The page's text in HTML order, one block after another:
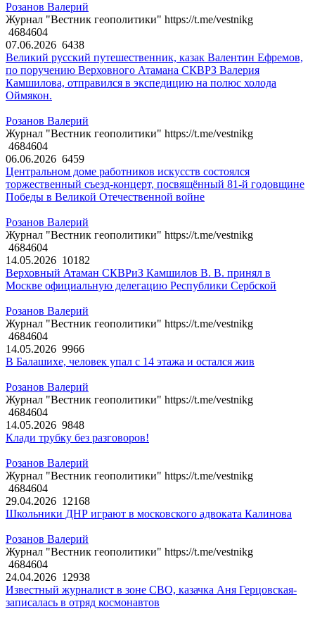
Розанов Валерий
Журнал "Вестник геополитики" https://t.me/vestnikg
4684604
07.06.2026 6438
Великий русский путешественник, казак Валентин Ефремов,
по поручению Верховного Атамана СКВРЗ Валерия
Камшилова, отправился в экспедицию на полюс холода
Оймякон.
Розанов Валерий
Журнал "Вестник геополитики" https://t.me/vestnikg
4684604
06.06.2026 6459
Центральном доме работников искусств состоялся
торжественный съезд-концерт, посвящённый 81-й годовщине
Победы в Великой Отечественной войне
Розанов Валерий
Журнал "Вестник геополитики" https://t.me/vestnikg
4684604
14.05.2026 10182
Верховный Атаман СКВРиЗ Камшилов В. В. принял в
Москве официальную делегацию Республики Сербской
Розанов Валерий
Журнал "Вестник геополитики" https://t.me/vestnikg
4684604
14.05.2026 9966
В Балашихе, человек упал с 14 этажа и остался жив
Розанов Валерий
Журнал "Вестник геополитики" https://t.me/vestnikg
4684604
14.05.2026 9848
Клади трубку без разговоров!
Розанов Валерий
Журнал "Вестник геополитики" https://t.me/vestnikg
4684604
29.04.2026 12168
Школьники ДНР играют в московского адвоката Калинова
Розанов Валерий
Журнал "Вестник геополитики" https://t.me/vestnikg
4684604
24.04.2026 12938
Известный журналист в зоне СВО, казачка Аня Герцовская-
записалась в отряд космонавтов